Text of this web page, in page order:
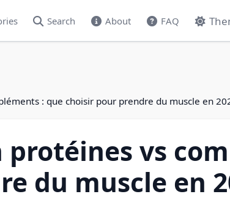
Search About FAQ
: que choisir pour prendre du muscle en
vs
du muscle en